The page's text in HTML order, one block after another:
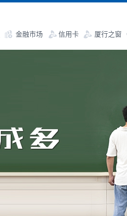
金融市场 信用卡 厦行之窗